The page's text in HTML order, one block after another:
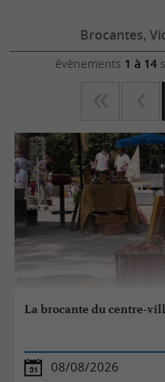
Brocantes,
évènements 1 à 14
La brocante du centre-
08/08/2026